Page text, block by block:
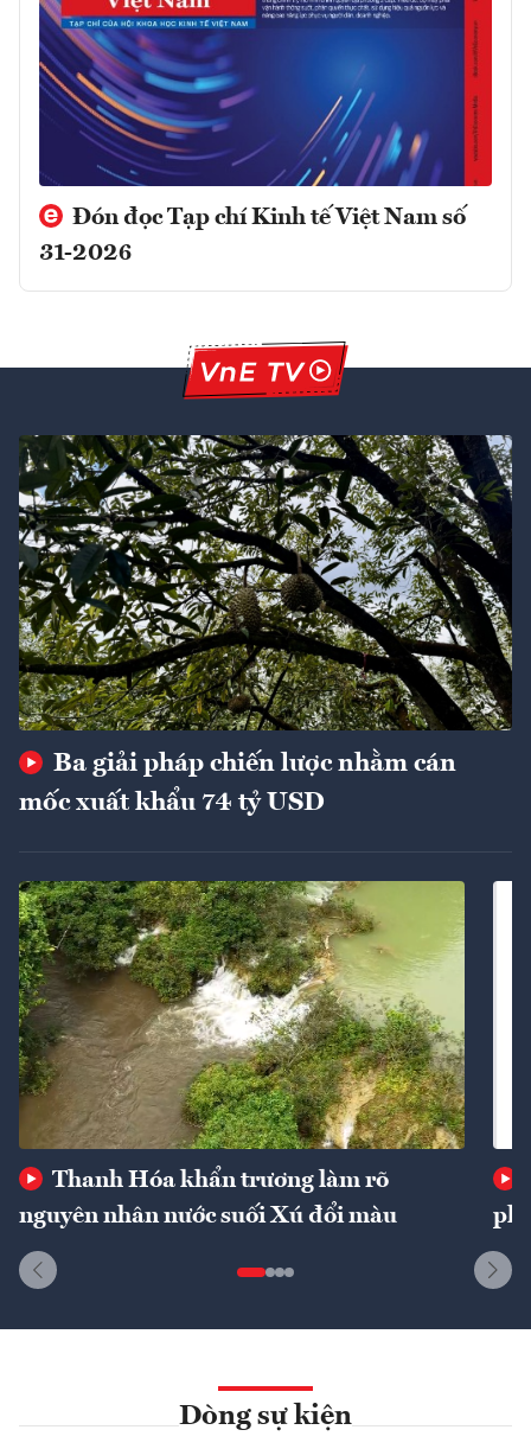
Đón đọc Tạp chí Kinh tế Việt Nam số
31-2026
Ba giải pháp chiến lược nhằm cán
mốc xuất khẩu 74 tỷ USD
Thanh Hóa khẩn trương làm rõ
nguyên nhân nước suối Xú đổi màu
phí
Dòng sự kiện